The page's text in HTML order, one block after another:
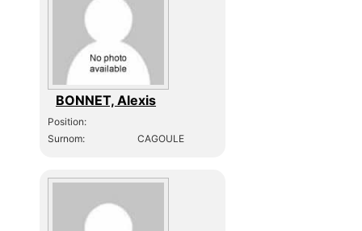
BONNET, Alexis
Position:
Surnom:
CAGOULE